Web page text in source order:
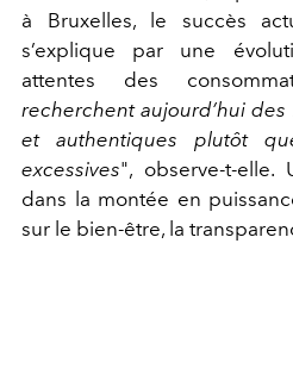
à Bruxelles, le succès
s’explique par une
attentes des
recherchent aujourd’hui des
et authentiques plutôt
excessives", observe-t-elle.
dans la montée en
sur le bien-être, la